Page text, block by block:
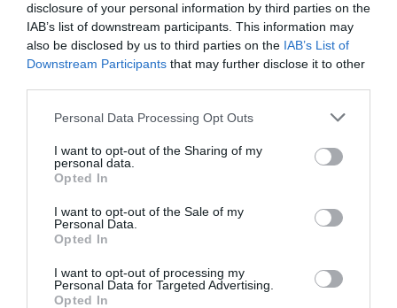
disclosure of your personal information by third parties on the
IAB’s list of downstream participants. This information may
also be disclosed by us to third parties on the IAB’s List of
Downstream Participants that may further disclose it to other
Personal Data Processing Opt Outs
I want to opt-out of the Sharing of my
personal data.
Opted In
I want to opt-out of the Sale of my
Personal Data.
Opted In
I want to opt-out of processing my
Personal Data for Targeted Advertising.
Opted In